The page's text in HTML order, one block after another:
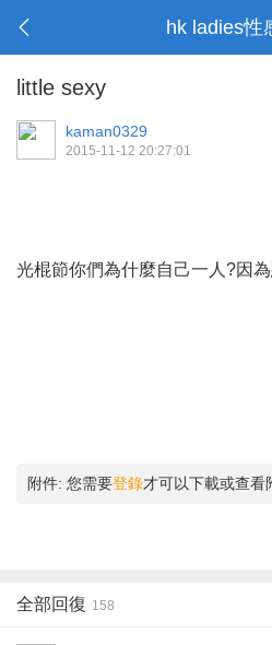
hk ladies性
little sexy
kaman0329
2015-11-12 20:27:01
光棍節你們為什麼自己一人?因
附件: 您需要登錄才可以下載或查看
全部回復 158